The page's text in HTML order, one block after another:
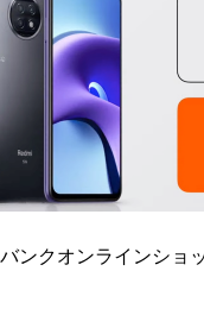
ンクオンラインショ